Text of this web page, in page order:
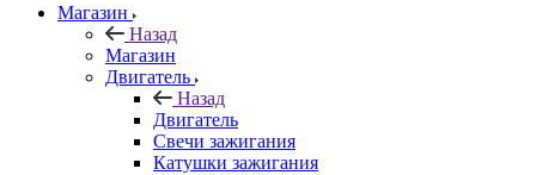
Магазин
Назад
Магазин
Двигатель
Назад
Двигатель
Свечи зажигания
Катушки зажигания